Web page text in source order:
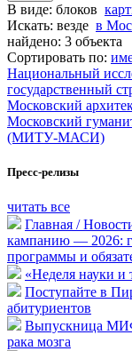
В виде: блоков
Искать: везде в
найдено: 3 объекта
Сортировать по:
Национальный
государственный
Московский
Московский
(МИТУ-МАСИ)
Пресс-релизы
читать все
Главная /
кампанию — 2026:
программы и
«Неделя науки и
Поступайте в
абитуриентов
Выпускница
рака мозга